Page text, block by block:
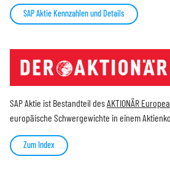
SAP Aktie Kennzahlen und Details
SAP Aktie ist Bestandteil desAKTIONÄR
europäische Schwergewichte in einem
Zum Index